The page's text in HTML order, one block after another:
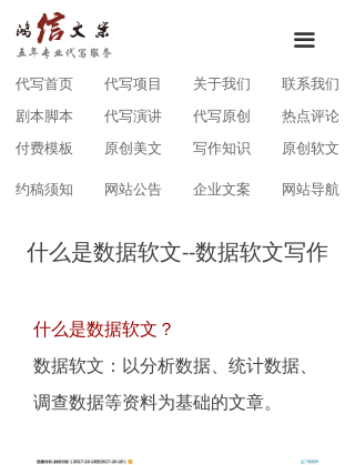
代写首页 代写项目 关于我们 联系我们
付费模板 原创美文 写作知识 原创软文
剧本脚本 代写演讲 代写原创 热点评论
约稿须知 网站公告 企业文案 网站导航
끀
什么是数据软文--数据软文写作
什么是数据软文？
数据软文：以分析数据、统计数据、
调查数据等资料为基础的文章。